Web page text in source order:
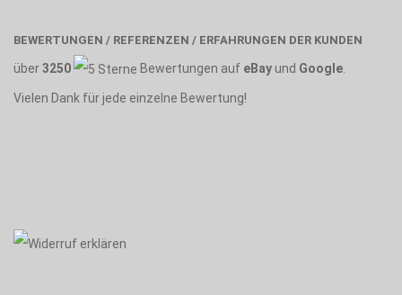
BEWERTUNGEN / REFERENZEN / ERFAHRUNGEN DER KUNDEN
über3250 Bewertungen auf eBayund Google
Vielen Dank für jede einzelne Bewertung!